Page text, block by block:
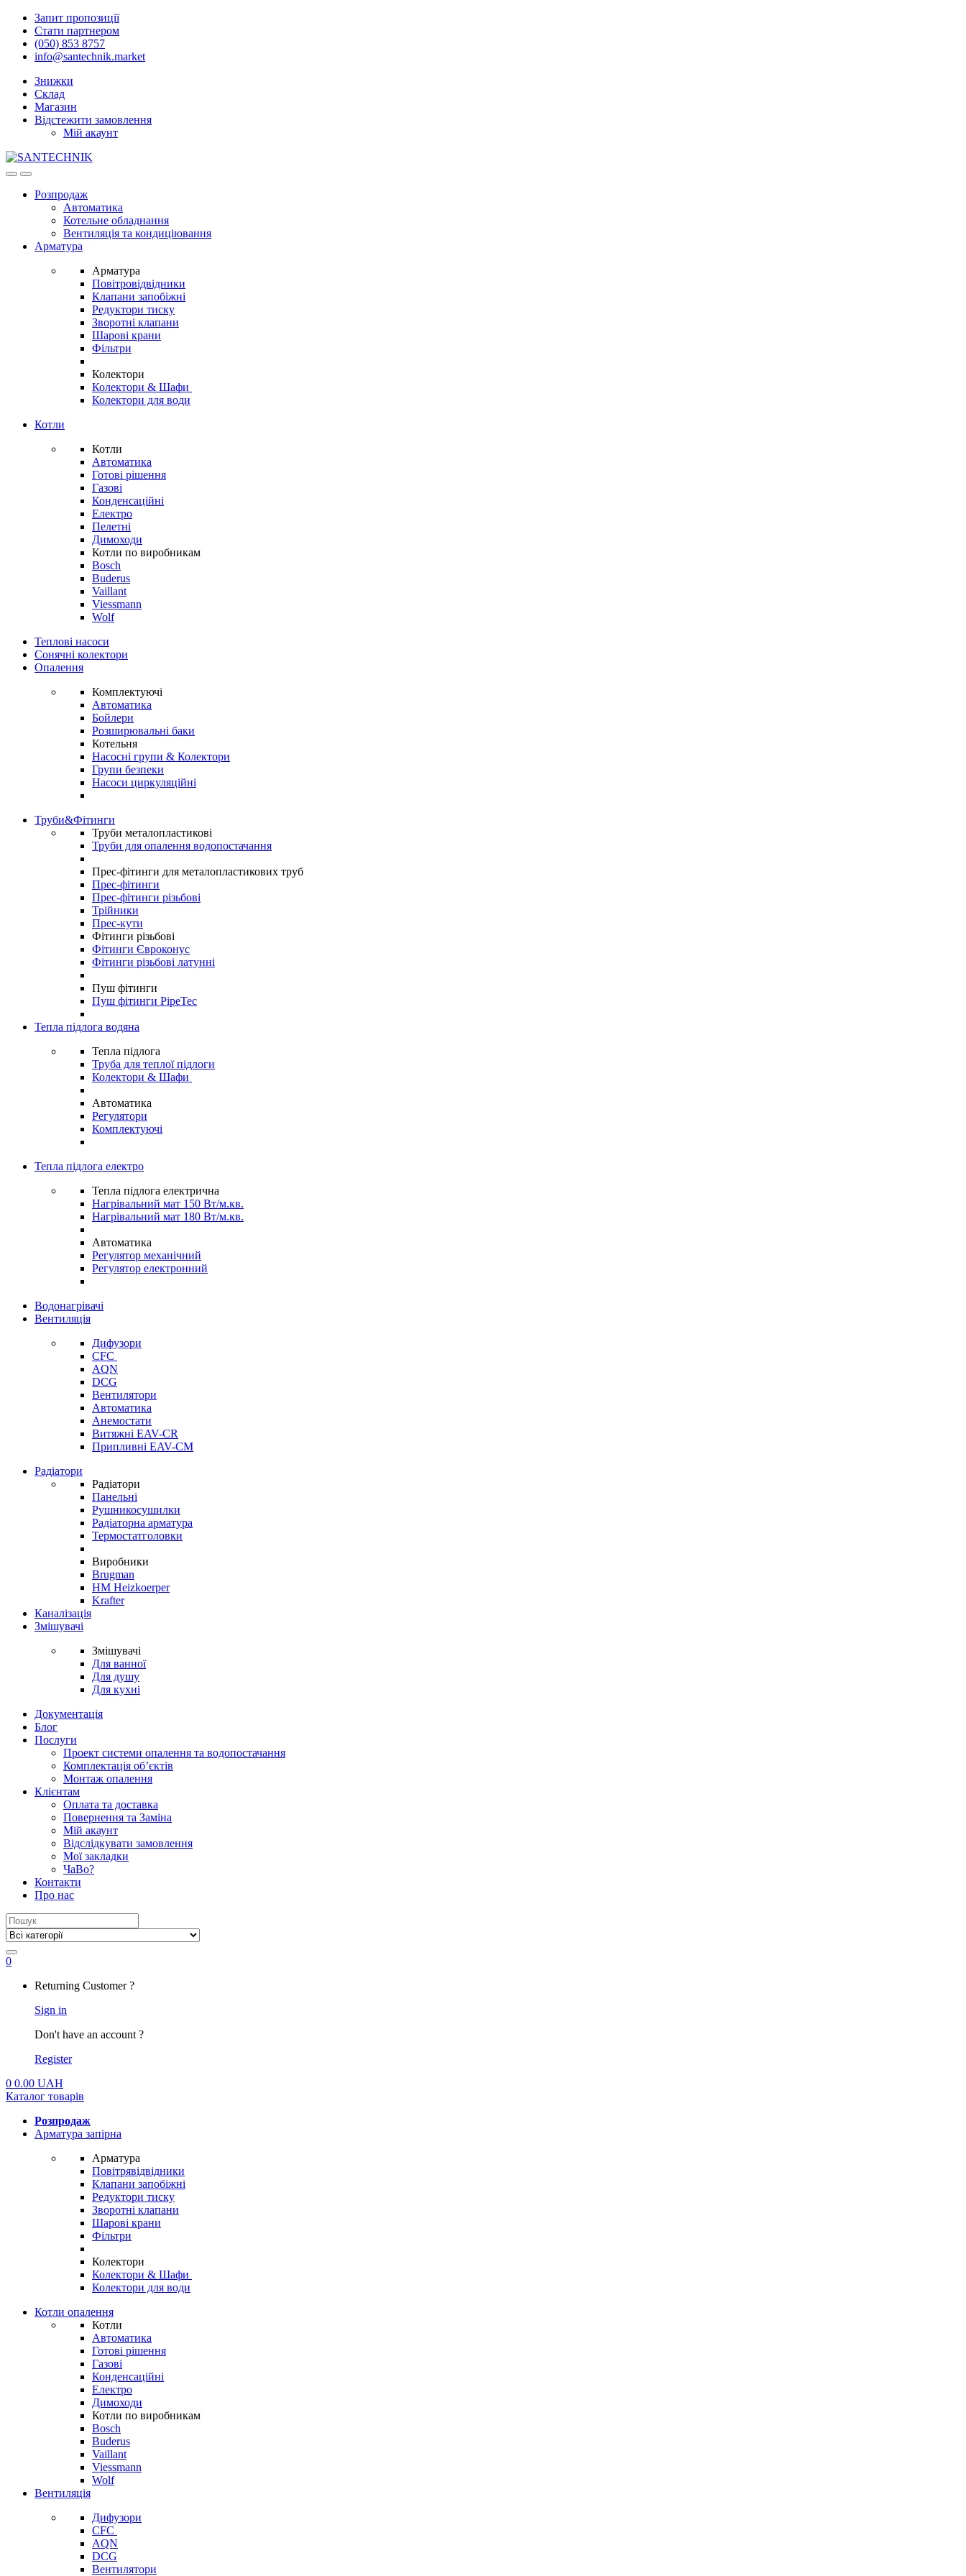
Skip
navigation
Skip
content
Запит пропозиції
Стати партнером
(050) 853 8757
info@santechnik.market
Знижки
Склад
Магазин
Відстежити замовлення
Мій акаунт
OpenClose
Розпродаж
Автоматика
Котельне обладнання
Вентиляція та кондиціювання
Арматура
Арматура
Повітровідвідники
Клапани запобіжні
Редуктори тиску
Зворотні клапани
Шарові крани
Фільтри
Колектори
Колектори & Шафи
Колектори для води
Котли
Котли
Автоматика
Готові рішення
Газові
Конденсаційні
Електро
Пелетні
Димоходи
Котли по виробникам
Bosch
Buderus
Vaillant
Viessmann
Wolf
Теплові насоси
Сонячні колектори
Опалення
Комплектуючі
Автоматика
Бойлери
Розширювальні баки
Котельня
Насосні групи & Колектори
Групи безпеки
Насоси циркуляційні
Труби&Фітинги
Труби металопластикові
Труби для опалення водопостачання
Прес-фітинги для металопластикових труб
Прес-фітинги
Прес-фітинги різьбові
Трійники
Прес-кути
Фітинги різьбові
Фітинги Євроконус
Фітинги різьбові латунні
Пуш фітинги
Пуш фітинги PipeTec
Тепла підлога водяна
Тепла підлога
Труба для теплої підлоги
Колектори & Шафи
Автоматика
Регулятори
Комплектуючі
Тепла підлога електро
Тепла підлога електрична
Нагрівальний мат 150 Вт/м.кв.
Нагрівальний мат 180 Вт/м.кв.
Автоматика
Регулятор механічний
Регулятор електронний
Водонагрівачі
Вентиляція
Дифузори
CFC
AQN
DCG
Вентилятори
Автоматика
Анемостати
Витяжні EAV-CR
Припливні EAV-CM
Радіатори
Радіатори
Панельні
Рушникосушилки
Радіаторна арматура
Термостатголовки
Виробники
Brugman
HM Heizkoerper
Krafter
Каналізація
Змішувачі
Змішувачі
Для ванної
Для душу
Для кухні
Документація
Блог
Послуги
Проект системи опалення та водопостачання
Комплектація об’єктів
Монтаж опалення
Клієнтам
Оплата та доставка
Повернення та Заміна
Мій акаунт
Відслідкувати замовлення
Мої закладки
ЧаВо?
Контакти
Про нас
Search
for:
0
Returning Customer ?
Sign in
Don't have an account ?
Register
0 0.00 UAH
Каталог товарів
Розпродаж
Арматура запірна
Арматура
Повітрявідвідники
Клапани запобіжні
Редуктори тиску
Зворотні клапани
Шарові крани
Фільтри
Колектори
Колектори & Шафи
Колектори для води
Котли опалення
Котли
Автоматика
Готові рішення
Газові
Конденсаційні
Електро
Димоходи
Котли по виробникам
Bosch
Buderus
Vaillant
Viessmann
Wolf
Вентиляція
Дифузори
CFC
AQN
DCG
Вентилятори